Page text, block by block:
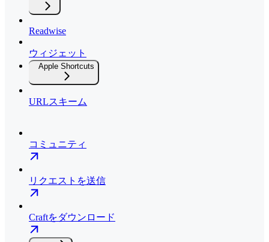
Readwise
ウィジェット
Apple Shortcuts
URLスキーム
コミュニティ
リクエストを送信
Craftをダウンロード